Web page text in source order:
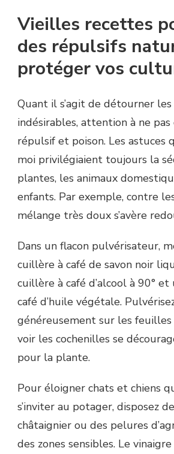
Vieilles recettes
des répulsifs
protéger vos
Quant il s’agit de détourner
indésirables, attention à ne
répulsif et poison. Les astuces
moi privilégiaient toujours la
plantes, les animaux
enfants. Par exemple, contre
mélange très doux s’avère
Dans un flacon pulvérisateur,
cuillère à café de savon noir
cuillère à café d’alcool à 90°
café d’huile végétale.
généreusement sur les
voir les cochenilles se
pour la plante.
Pour éloigner chats et chiens
s’inviter au potager, disposez
châtaignier ou des pelures
des zones sensibles. Le